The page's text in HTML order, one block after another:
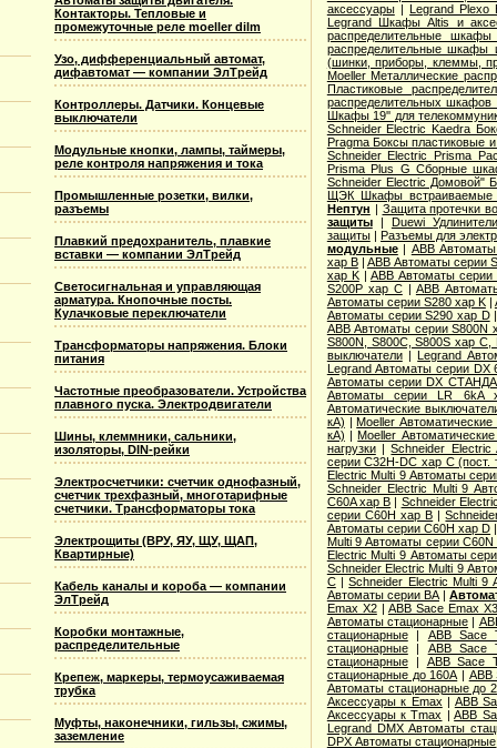
Контакторы. Тепловые и
промежуточные реле moeller dilm
Узо, дифференциальный автомат,
дифавтомат — компании ЭлТрейд
Контроллеры. Датчики. Концевые
выключатели
Модульные кнопки, лампы, таймеры,
реле контроля напряжения и тока
Промышленные розетки, вилки,
разъемы
Плавкий предохранитель, плавкие
вставки — компании ЭлТрейд
Светосигнальная и управляющая
арматура. Кнопочные посты.
Кулачковые переключатели
Трансформаторы напряжения. Блоки
питания
Частотные преобразователи. Устройства
плавного пуска. Электродвигатели
Шины, клеммники, сальники,
изоляторы, DIN-рейки
Электросчетчики: счетчик однофазный,
счетчик трехфазный, многотарифные
счетчики. Трансформаторы тока
Электрощиты (ВРУ, ЯУ, ЩУ, ЩАП,
Квартирные)
Кабель каналы и короба — компании
ЭлТрейд
Коробки монтажные,
распределительные
Крепеж, маркеры, термоусаживаемая
трубка
Муфты, наконечники, гильзы, сжимы,
заземление
аксессуары|Legrand Plexo
Legrand Шкафы Altis и
распределительные
распределительные
(шинки, приборы, клеммы,
Moeller Металлические
Пластиковые
распределительных
Шкафы 19'' для
Schneider Electric Kaedra
Pragma Боксы пластиковые
Schneider Electric Prisma
Prisma Plus G Сборные
Schneider Electric Домовой"
ЩЭК Шкафы встраиваемые
Нептун | Защита протечки
защиты| Duewi
защиты|Разъемы для
модульные| ABB
хар B| ABB Автоматы серии
хар K| ABB Автоматы серии
S200P хар C| ABB
Автоматы серии S280 хар K|
Автоматы серии S290 хар D
ABB Автоматы серии S800N
S800N, S800C, S800S хар С,
выключатели|Legrand
Legrand Автоматы серии DX
Автоматы серии DX
Автоматы серии LR 6kA
Автоматические
кА) |Moeller
кА) |Moeller
нагрузки|Schneider
серии C32H-DC хар C (пост.
Electric Multi 9 Автоматы
Schneider Electric Multi 9
C60A хар B | Schneider
серии C60H хар B |
Автоматы серии C60H хар D
Multi 9 Автоматы серии C60N
Electric Multi 9 Автоматы
Schneider Electric Multi 9
С|Schneider Electric Multi
Автоматы серии ВА |
Emax X2| ABB Sace Emax X3
Автоматы стационарные |
стационарные| ABB Sace
стационарные| ABB Sace
стационарные| ABB Sace
стационарные до 160А | ABB
Автоматы стационарные до
Аксессуары к Emax | ABB
Аксессуары к Tmax |ABB
Legrand DMX Автоматы
DPX Автоматы стационарные